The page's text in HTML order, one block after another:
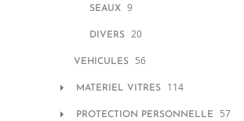
SEAUX 9
DIVERS 20
VEHICULES 56
MATERIEL VITRES 114
PROTECTION PERSONNELLE 57